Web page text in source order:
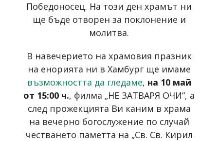
Победоносец. На този ден храмът ни
ще бъде отворен за поклонение и
молитва.
В навечерието на храмовия празник
на енорията ни в Хамбург ще имаме
възможността да гледаме, на 10 май
от 15:00 ч., филма „НЕ ЗАТВАРЯ ОЧИ“, а
след прожекцията Ви каним в храма
на вечерно богослужение по случай
честването паметта на „Св. Св. Кирил